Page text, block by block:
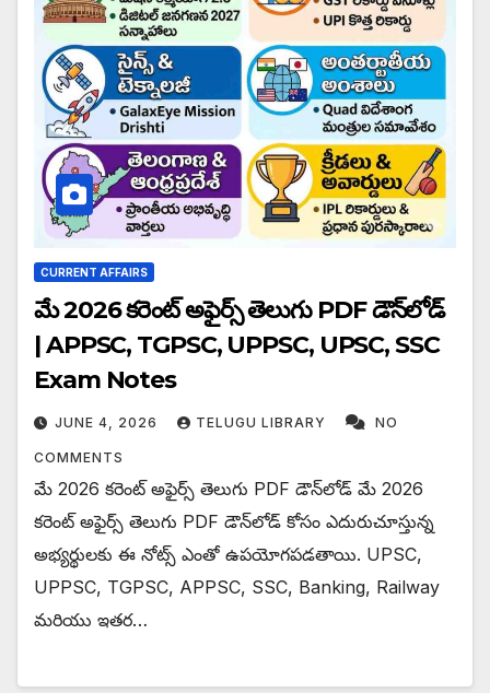
CURRENT AFFAIRS
మే 2026 కరెంట్ అఫైర్స్ తెలుగు PDF డౌన్‌లోడ్
| APPSC, TGPSC, UPPSC, UPSC, SSC
Exam Notes
JUNE 4, 2026 TELUGU LIBRARY NO
COMMENTS
మే 2026 కరెంట్ అఫైర్స్ తెలుగు PDF డౌన్‌లోడ్ మే 2026
కరెంట్ అఫైర్స్ తెలుగు PDF డౌన్‌లోడ్ కోసం ఎదురుచూస్తున్న
అభ్యర్థులకు ఈ నోట్స్ ఎంతో ఉపయోగపడతాయి. UPSC,
UPPSC, TGPSC, APPSC, SSC, Banking, Railway
మరియు ఇతర…